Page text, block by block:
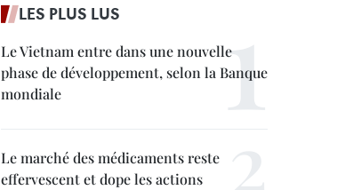
LES PLUS LUS
Le Vietnam entre dans une nouvelle
phase de développement, selon la Banque
mondiale
Le marché des médicaments reste
effervescent et dope les actions